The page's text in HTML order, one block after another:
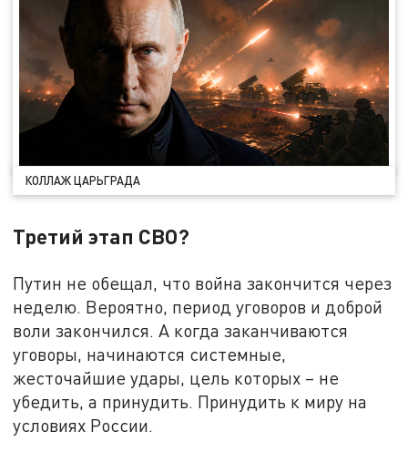
КОЛЛАЖ ЦАРЬГРАДА
Третий этап СВО?
Путин не обещал, что война закончится через
неделю. Вероятно, период уговоров и доброй
воли закончился. А когда заканчиваются
уговоры, начинаются системные,
жесточайшие удары, цель которых – не
убедить, а принудить. Принудить к миру на
условиях России.